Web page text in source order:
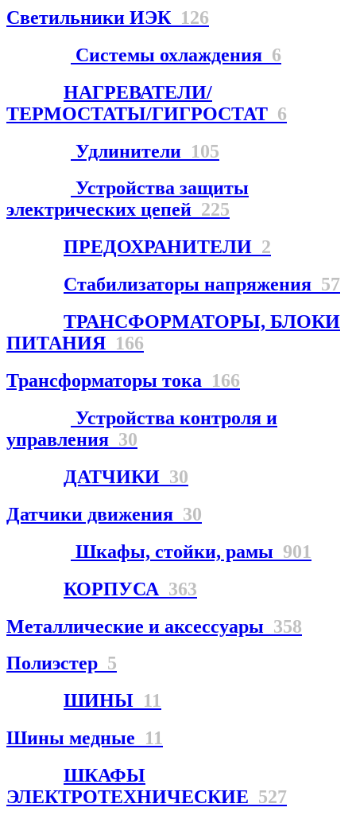
Светильники ИЭК 126
Системы охлаждения 6
НАГРЕВАТЕЛИ/
ТЕРМОСТАТЫ/ГИГРОСТАТ 6
Удлинители 105
Устройства защиты
электрических цепей 225
ПРЕДОХРАНИТЕЛИ 2
Стабилизаторы напряжения 57
ТРАНСФОРМАТОРЫ, БЛОКИ
ПИТАНИЯ 166
Трансформаторы тока 166
Устройства контроля и
управления 30
ДАТЧИКИ 30
Датчики движения 30
Шкафы, стойки, рамы 901
КОРПУСА 363
Металлические и аксессуары 358
Полиэстер 5
ШИНЫ 11
Шины медные 11
ШКАФЫ
ЭЛЕКТРОТЕХНИЧЕСКИЕ 527